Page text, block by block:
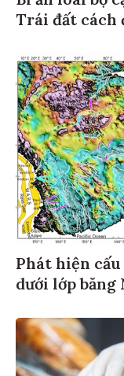
Trái đất cách
Phát hiện
dưới lớp băng